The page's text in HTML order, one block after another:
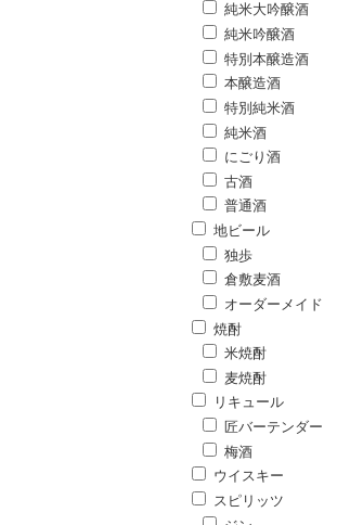
純米大吟醸酒
純米吟醸酒
特別本醸造酒
本醸造酒
特別純米酒
純米酒
にごり酒
古酒
普通酒
地ビール
独歩
倉敷麦酒
オーダーメイド
焼酎
米焼酎
麦焼酎
リキュール
匠バーテンダー
梅酒
ウイスキー
スピリッツ